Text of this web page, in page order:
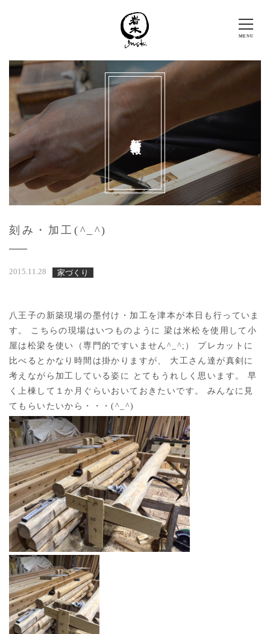
刻み・加工(^_^)
2015.11.28 家づくり
八王子の新築現場の墨付け・加工を津本が本日も行っていま
す。 こちらの現場はいつものように 梁は米松を使用して小
屋は松梁を使い（専門的ですいません^_^;） プレカットに
比べるとかなり時間は掛かりますが、 大工さん達が真剣に
考えながら加工している姿に とてもうれしく思います。 早
く上棟して１か月ぐらいおいておきたいです。 みんなに見
てもらいたいから・・・(^_^)